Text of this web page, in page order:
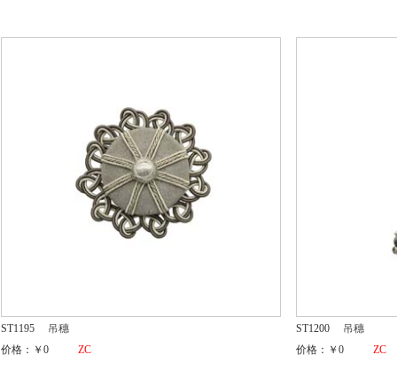
ST1195
吊穗
价格：￥0
ZC
ST1200
吊穗
价格：￥0
ZC